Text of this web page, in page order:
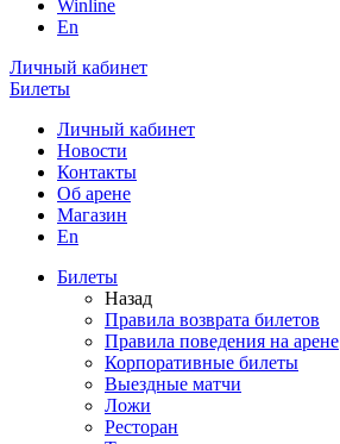
Winline
En
Личный кабинет
Билеты
Личный кабинет
Новости
Контакты
Об арене
Магазин
En
Билеты
Назад
Правила возврата билетов
Правила поведения на арене
Корпоративные билеты
Выездные матчи
Ложи
Ресторан